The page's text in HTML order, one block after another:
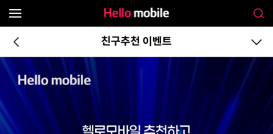
친구추천 이벤트